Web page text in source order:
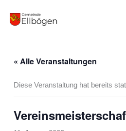
Inhalt
« Alle Veranstaltungen
Diese Veranstaltung hat bereits